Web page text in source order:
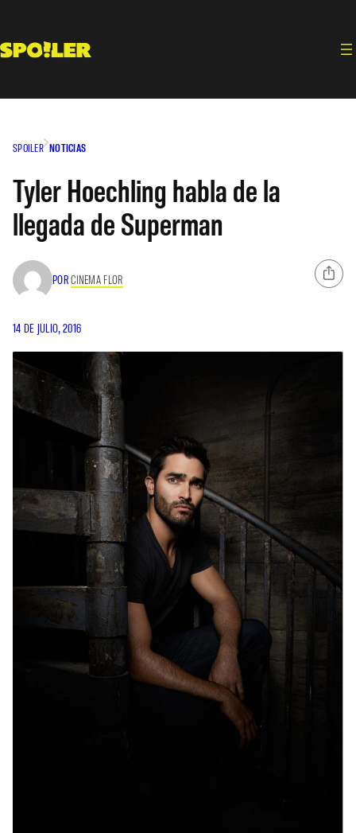
contenido
SPOILER NOTICIAS
Tyler Hoechling habla de la
llegada de Superman
PORCINEMA FLOR
14 DE JULIO, 2016